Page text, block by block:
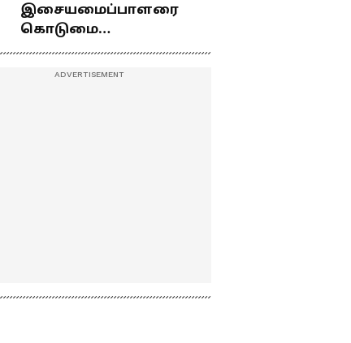
நினைவிடத்தில்
வைத்து சீமான்
கேள்வி!
இசையமைப்பாளரை
கொடுமை
பண்ணிட்டோம்